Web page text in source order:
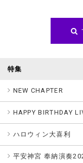
特集
NEW CHAPTER
HAPPY BIRTHDAY
ハロウィン大喜利
平安神宮 奉納演奏